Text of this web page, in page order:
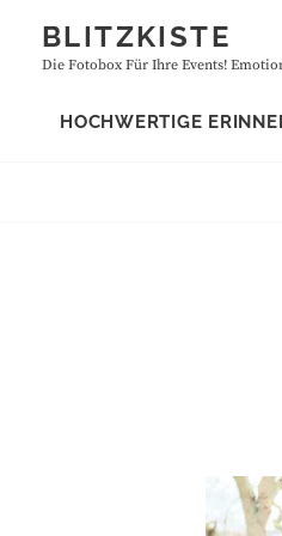
BLITZKISTE
Die Fotobox Für Ihre Events!
HOCHWERTIGE